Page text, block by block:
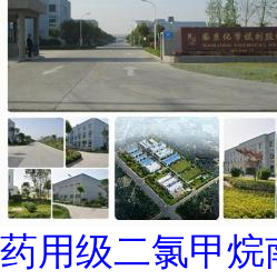
药用级二氯甲烷